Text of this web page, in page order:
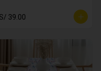
39.00